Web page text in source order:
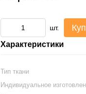
шт.
Характеристики
Тип ткани
Индивидуальное